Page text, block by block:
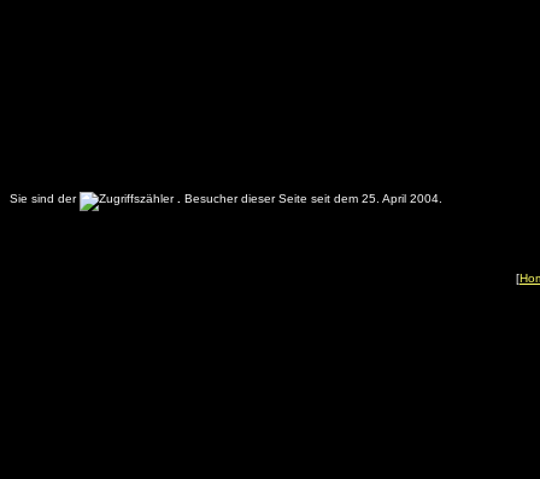
Sie sind der . Besucher dieser Seite seit dem 25. April 2004.
[